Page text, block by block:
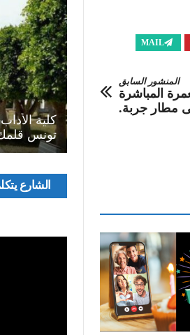
MAIL
المنشور السابق
المباشرة
مطار جربة.
كلية
تونس
إلى الملتقيات
الشارعمشغل
الفيديو